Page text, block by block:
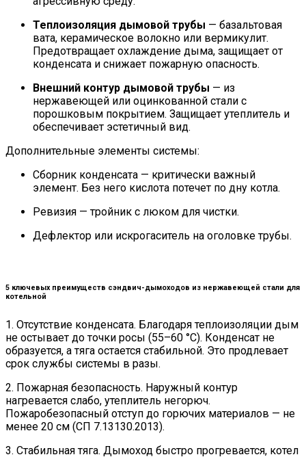
Теплоизоляция дымовой трубы — базальтовая
вата, керамическое волокно или вермикулит.
Предотвращает охлаждение дыма, защищает от
конденсата и снижает пожарную опасность.
Внешний контур дымовой трубы — из
нержавеющей или оцинкованной стали с
порошковым покрытием. Защищает утеплитель и
обеспечивает эстетичный вид.
Дополнительные элементы системы:
Сборник конденсата — критически важный
элемент. Без него кислота потечет по дну котла.
Ревизия — тройник с люком для чистки.
Дефлектор или искрогаситель на оголовке трубы.
5 ключевых преимуществ сэндвич-дымоходов из нержавеющей стали для
котельной
1. Отсутствие конденсата. Благодаря теплоизоляции дым
не остывает до точки росы (55–60 °C). Конденсат не
образуется, а тяга остается стабильной. Это продлевает
срок службы системы в разы.
2. Пожарная безопасность. Наружный контур
нагревается слабо, утеплитель негорюч.
Пожаробезопасный отступ до горючих материалов — не
менее 20 см (СП 7.13130.2013).
3. Стабильная тяга. Дымоход быстро прогревается, котел